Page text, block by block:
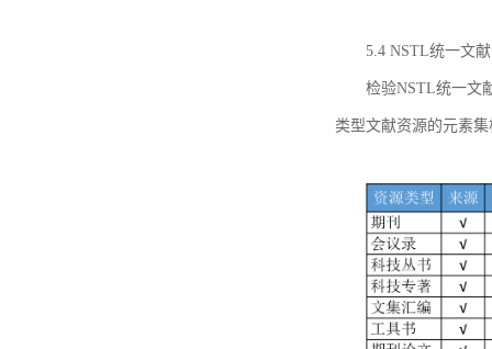
5.4 NSTL统一文
检验NSTL统一文
类型文献资源的元素